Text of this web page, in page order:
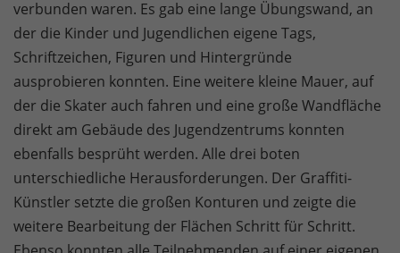
verbunden waren. Es gab eine lange Übungswand, an
der die Kinder und Jugendlichen eigene Tags,
Schriftzeichen, Figuren und Hintergründe
ausprobieren konnten. Eine weitere kleine Mauer, auf
der die Skater auch fahren und eine große Wandfläche
direkt am Gebäude des Jugendzentrums konnten
ebenfalls besprüht werden. Alle drei boten
unterschiedliche Herausforderungen. Der Graffiti-
Künstler setzte die großen Konturen und zeigte die
weitere Bearbeitung der Flächen Schritt für Schritt.